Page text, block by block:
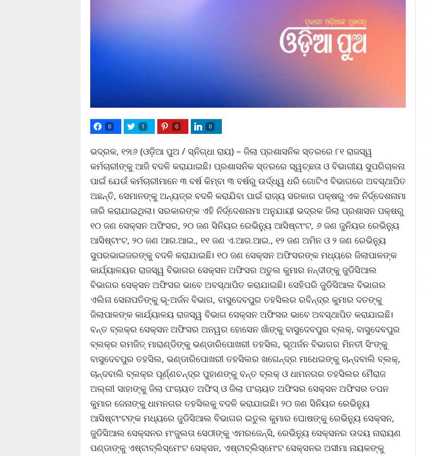
0 1 0 0
ଭଦ୍ରକ, ୧୨ା୬ (ଓଡ଼ିଆ ପୁଅ / ସ୍ନିଗ୍ଧା ରାୟ) – ଜିଲା ପ୍ରଶାସନିକ ସ୍ତରରେ ୮୧ ରାଜସ୍ୱ
କର୍ମଚାରୀଙ୍କୁ ଆଜି ବଦଳି କରାଯାଇଛି। ପ୍ରଶାସନିକ ସ୍ତରରେ ସ୍ୱଚ୍ଛତା ଓ ବିଭାଗୀୟ ସୁପରିଚାଳନା
ପାଇଁ ଯେଉଁ କର୍ମଚାରୀମାନେ ୩ ବର୍ଷ କିମ୍ବା ୩ ବର୍ଷରୁ ଉର୍ଦ୍ଧ୍ୱ ଧରି ଗୋଟିଏ ବିଭାଗରେ ଅବସ୍ଥାପିତ
ଅଛନ୍ତି, ସେମାନଙ୍କୁ ଅନ୍ୟତ୍ର ବଦଳି କରାଯିବା ପାଇଁ ରାଜ୍ୟ ସରକାର ପକ୍ଷରୁ ଏକ ନିର୍ଦ୍ଦେଶନାମା
ଜାରି କରାଯାଇଥିଲା। ସରକାରଙ୍କ ଏହି ନିର୍ଦ୍ଦେଶନାମା ଅନୁଯାୟୀ ଭଦ୍ରକ ଜିଲା ପ୍ରଶାସନ ପକ୍ଷରୁ
୧୦ ଜଣ ସେକ୍ସନ ଅଫିସର, ୨୦ ଜଣ ସିନିୟର ରେଭିନ୍ୟୁ ଆସିଷ୍ଟାଂଟ, ୬ ଜଣ ଜୁନିୟର ରେଭିନ୍ୟୁ
ଆସିଷ୍ଟାଂଟ, ୨୦ ଜଣ ଆର.ଆଇ., ୧୧ ଜଣ ଏ.ଆର.ଆଇ., ୧୨ ଜଣ ଅମିନ ଓ ୨ ଜଣ ରେଭିନ୍ୟୁ
ସୁପରଭାଇଜରଙ୍କୁ ବଦଳି କରାଯାଇଛି। ୧୦ ଜଣ ସେକ୍ସନ ଅଫିସରଙ୍କ ମଧ୍ୟରେ ଜିଲାପାଳଙ୍କ
କାର୍ଯ୍ୟାଳୟର ରାଜସ୍ୱ ବିଭାଗର ସେକ୍ସନ ଅଫିସର ଅତୁଲ କୁମାର ନନ୍ଦୀଙ୍କୁ ଜୁଡିସିଆଲ
ବିଭାଗର ସେକ୍ସନ ଅଫିସର ଭାବେ ଅବସ୍ଥାପିତ କରାଯାଇଛି। ସେହିପରି ଜୁଡିସିଆଲ ବିଭାଗର
ଏଲିନା ସେନାପତିଙ୍କୁ ଭୂ-ଅର୍ଜନ ବିଭାଗ, ବାସୁଦେବପୁର ତହସିଲର ରବିନ୍ଦ୍ର କୁମାର ଦତଙ୍କୁ
ଜିଲାପାଳଙ୍କ କାର୍ଯ୍ୟାଳୟ ରାଜସ୍ୱ ବିଭାଗ ସେକ୍ସନ ଅଫିସର ଭାବେ ଅବସ୍ଥାପିତ କରାଯାଇଛି।
ବନ୍ତ ବ୍ଲକ୍‌ର ସେକ୍ସନ ଅଫିସର ଅନୱର ହୋସେନ ଖାଁଙ୍କୁ ବାସୁଦେବପୁର ବ୍ଲକ୍‌, ବାସୁଦେବପୁର
ବ୍ଲକ୍‌ର ରମଜିତ୍ ମାରାଣ୍ଡିଙ୍କୁ ଭଣ୍ଡାରିପୋଖରୀ ତହସିଲ, ଭୂଅର୍ଜନ ବିଭାଗର ମିନତୀ ସିଂଙ୍କୁ
ବାସୁଦେବପୁର ତହସିଲ, ଭଣ୍ଡାରିପୋଖରୀ ତହସିଲର ଖଗେନ୍ଦ୍ର ମାଧେଇଙ୍କୁ ଚାନ୍ଦବାଲି ବ୍ଲକ୍‌,
ଚାନ୍ଦବାଲି ବ୍ଲକ୍‌ର ପୂର୍ଣ୍ଣଚନ୍ଦ୍ର ପୁହାଣଙ୍କୁ ବନ୍ତ ବ୍ଲକ୍ ଓ ଧାମନଗର ତହସିଲର ମୈରାଜ
ଅଲ୍ଲୀ ସାହାଙ୍କୁ ଜିଲା ପଂଚାୟତ ଅଫିସ୍ ଓ ଜିଲା ପଂଚାୟତ ଅଫିସର ସେକ୍ସନ ଅଫିସର ତପନ
କୁମାର ଜେନାଙ୍କୁ ଧାମନଗର ତହସିଲକୁ ବଦଳି କରାଯାଇଛି। ୨୦ ଜଣ ସିନିୟର ରେଭିନ୍ୟୁ
ଆସିଷ୍ଟାଂଟଙ୍କ ମଧ୍ୟରେ ଜୁଡିସିଆଲ ବିଭାଗର ଇତୁଲ କୁମାର ଘୋଷଙ୍କୁ ରେଭିନ୍ୟୁ ସେକ୍ସନ,
ଜୁଡିସିଆଲ ସେକ୍ସନର ମଂଜୁଲତା ସେଠୀଙ୍କୁ ଏମରଜେନ୍ସି, ରେଭିନ୍ୟୁ ସେକ୍ସନର ଉଦୟ ନାରାୟଣ
ପଣ୍ଡାଙ୍କୁ ଏଷ୍ଟାବ୍ଲିସ୍‌ମେଂଟ ସେକ୍ସନ, ଏଷ୍ଟାବ୍ଲିସ୍‌ମେଂଟ ସେକ୍ସନର ଅସୀମା ନାୟକଙ୍କୁ